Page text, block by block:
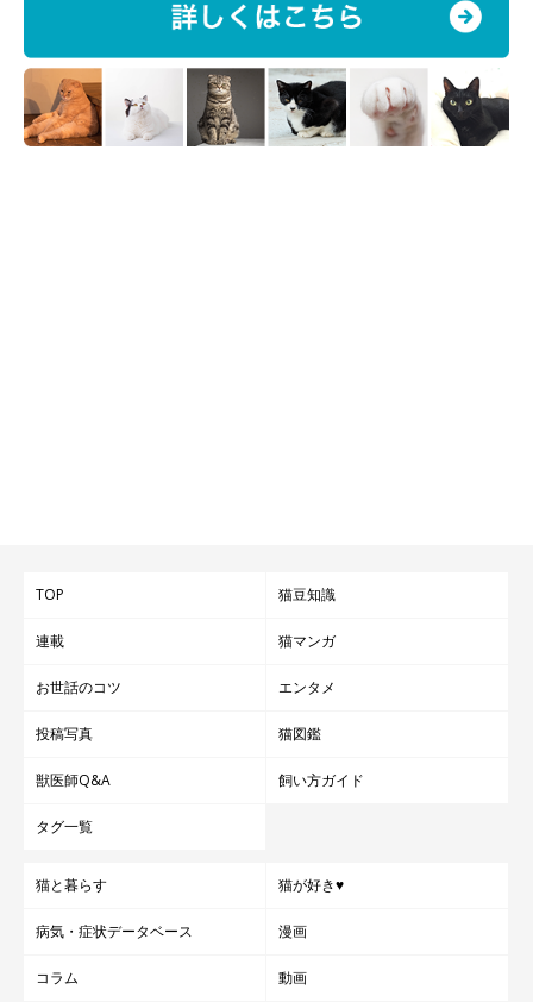
らにフードボウルやおもちゃなどについた鼻水やよだれを洗うな
ど、同居猫への感染を予防しましょう。
早めに対策や予防を行って、愛猫を猫カゼから守ってあげられる
TOP 猫豆知識
連載 猫マンガ
お世話のコツ エンタメ
投稿写真 猫図鑑
獣医師Q&A 飼い方ガイド
タグ一覧
猫と暮らす 猫が好き♥
病気・症状データベース 漫画
コラム 動画